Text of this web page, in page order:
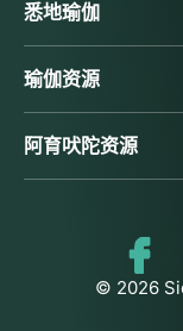
悉地瑜伽
瑜伽资源
阿育吠陀资源
© 2026